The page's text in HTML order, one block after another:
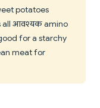
potatoes
all आवश्यक amino
for a starchy
meat for